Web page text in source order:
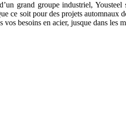
grand groupe industriel,
ce soit pour des projets automnaux
besoins en acier, jusque dans les